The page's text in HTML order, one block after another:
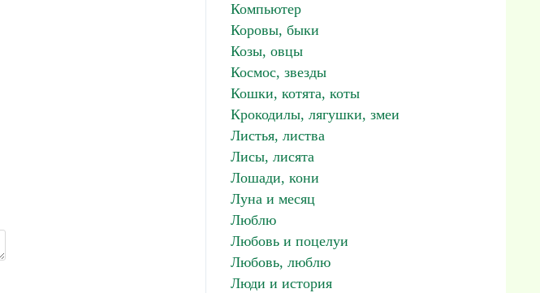
Компьютер
Коровы, быки
Козы, овцы
Космос, звезды
Кошки, котята, коты
Крокодилы, лягушки, змеи
Листья, листва
Лисы, лисята
Лошади, кони
Луна и месяц
Люблю
Любовь и поцелуи
Любовь, люблю
Люди и история